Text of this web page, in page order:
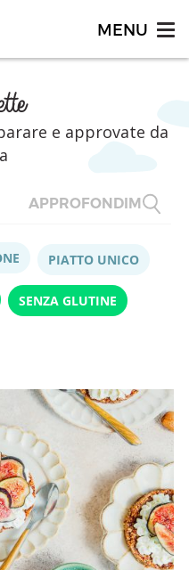
e approvate da
APPROFONDIMENTI
PIATTO UNICO
SENZA GLUTINE